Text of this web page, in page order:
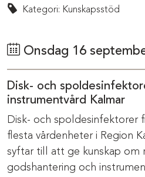
Kategori: Kunskapsstöd
Onsdag 16
Disk- och
instrumentvård Kalmar
Disk- och spoldesinfektorer
flesta vårdenheter i Region
syftar till att ge kunskap om
godshantering och